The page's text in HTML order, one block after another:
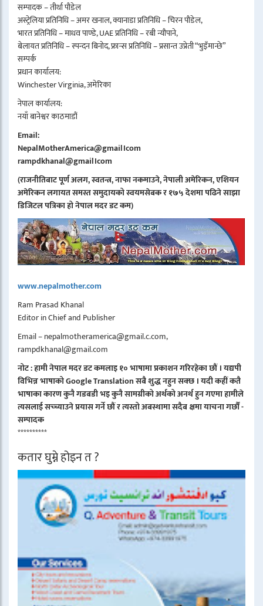
सम्पादक – तीर्था पौडेल
अस्ट्रेलिया प्रतिनिधि – अमर खनाल, क्यानाडा प्रतिनिधि – चिरन पौडेल,
भारत प्रतिनिधि – माधव पाण्डे, UAE प्रतिनिधि – रबी न्यौपाने,
बेलायत प्रतिनिधि – स्पन्दन बिनोद, फ्रान्स प्रतिनिधि – प्रसान्त उप्रेती “भुइँमान्छे”
सम्पर्क
प्रधान कार्यालय:
Winchester Virginia, अमेरिका
नेपाल कार्यालय:
नयाँ बानेश्वर काठमाडौं
Email:
NepalMotherAmerica@gmail।com
rampdkhanal@gmail।com
(राजनीतिबाट पूर्ण अलग, स्वतन्त्र, नाफा नकमाउने, नेपाली अमेरिकन, एशियन
अमेरिकन लगायत समस्त समुदायको स्वयमसेबक र १७५ देशमा पढिने साझा
डिजिटल पत्रिका हो नेपाल मदर डट कम)
www.nepalmother.com
Ram Prasad Khanal
Editor in Chief and Publisher
Email – nepalmotheramerica@gmail.c.com,
rampdkhanal@gmail.com
नोट : हामी नेपाल मदर डट कमलाइ १० भाषामा प्रकाशन गरिरहेका छौं । यद्यपी
विभिन्न भाषाको Google Translation सबै शुद्ध नहुन सक्छ । यदी कहीं कतै
भाषाका कारण कुनै गडबडी भइ कुनै सामग्रीको अर्थको अनर्थ हुन गएमा हामीले
त्यसलाई सच्च्याउने प्रयास गर्ने छौं र त्यस्तो अबस्थामा सदैब क्षमा याचना गर्छौं -
सम्पादक
**********
कतार घुम्ने होइन त ?